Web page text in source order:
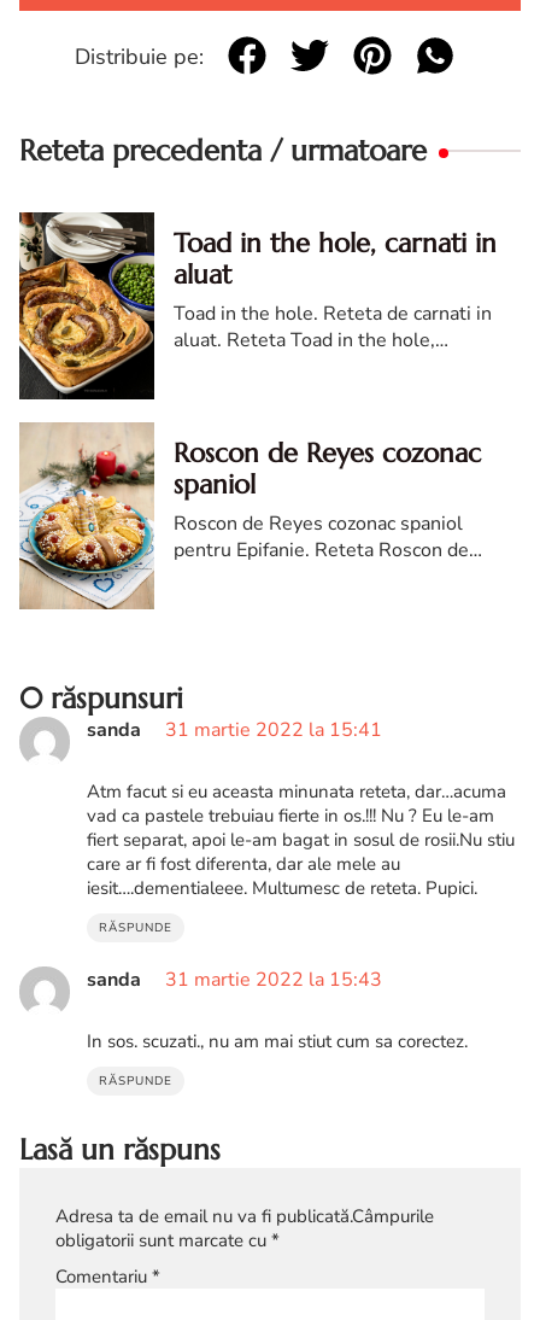
Distribuie pe:
Reteta precedenta / urmatoare
Toad in the hole, carnati in
aluat
Toad in the hole. Reteta de carnati in
aluat. Reteta Toad in the hole,
Roscon de Reyes cozonac
spaniol
Roscon de Reyes cozonac spaniol
pentru Epifanie. Reteta Roscon de
0 răspunsuri
sanda 31 martie 2022 la 15:41
Atm facut si eu aceasta minunata reteta, dar…acuma
vad ca pastele trebuiau fierte in os.!!! Nu ? Eu le-am
fiert separat, apoi le-am bagat in sosul de rosii.Nu stiu
care ar fi fost diferenta, dar ale mele au
iesit….dementialeee. Multumesc de reteta. Pupici.
RĂSPUNDE
sanda 31 martie 2022 la 15:43
In sos. scuzati., nu am mai stiut cum sa corectez.
RĂSPUNDE
Lasă un răspuns
Adresa ta de email nu va fi publicată.Câmpurile
obligatorii sunt marcate cu *
Comentariu *